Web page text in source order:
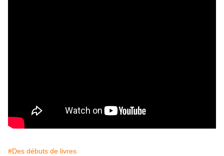
#Des débuts de livres